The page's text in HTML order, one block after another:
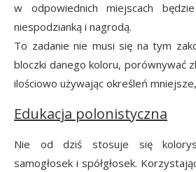
w odpowiednich miejscach
niespodzianką i nagrodą.
To zadanie nie musi się na tym
bloczki danego koloru, porównywać
ilościowo używając określeń
Edukacja polonistyczna
Nie od dziś stosuje się
samogłosek i spółgłosek.